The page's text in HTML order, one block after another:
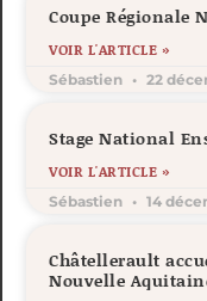
Coupe Régionale
VOIR L'ARTICLE »
Sébastien 22
Stage National
VOIR L'ARTICLE »
Sébastien 14
Châtellerault
Nouvelle